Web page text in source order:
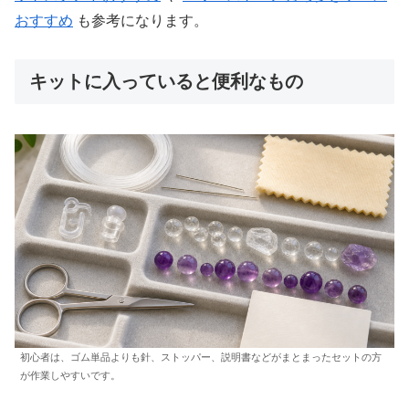
おすすめ も参考になります。
キットに入っていると便利なもの
初心者は、ゴム単品よりも針、ストッパー、説明書などがまとまったセットの方
が作業しやすいです。